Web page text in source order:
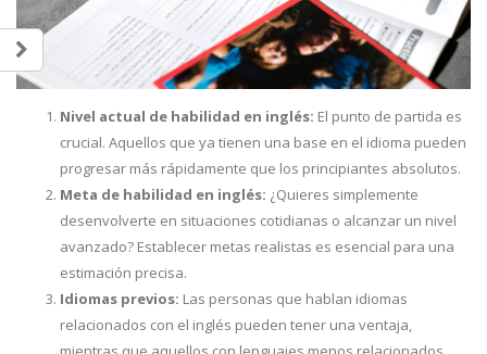
Nivel actual de habilidad en inglés: El punto de partida es
crucial. Aquellos que ya tienen una base en el idioma pueden
progresar más rápidamente que los principiantes absolutos.
Meta de habilidad en inglés: ¿Quieres simplemente
desenvolverte en situaciones cotidianas o alcanzar un nivel
avanzado? Establecer metas realistas es esencial para una
estimación precisa.
Idiomas previos: Las personas que hablan idiomas
relacionados con el inglés pueden tener una ventaja,